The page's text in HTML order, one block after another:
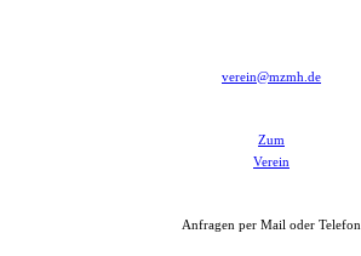
verein@mzmh.de
Zum
Verein
Anfragen per Mail oder Telefon